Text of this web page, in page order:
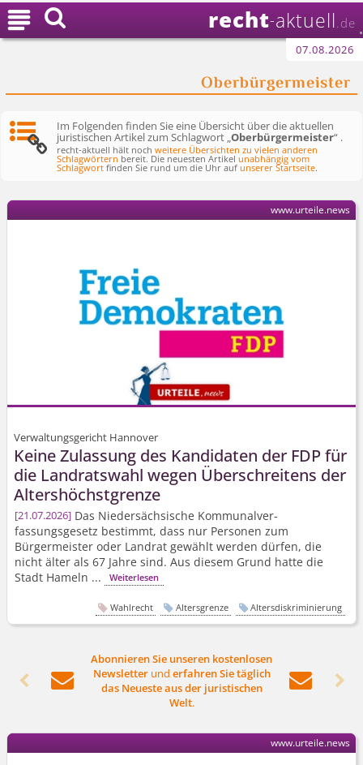
recht-aktuell .de
07.08.2026
Oberbürgermeister

Im Folgenden finden Sie eine Übersicht über die aktuellen
juristischen Artikel zum Schlagwort „Oberbürgermeister“ .
recht-aktuell hält nochweitere Übersichten zu vielen anderen
Schlagwörtern bereit. Die neuesten Artikelunabhängig vom
Schlagwort finden Sie rund um die Uhr aufunserer Startseite.
Verwaltungsgericht Hannover
Keine Zulassung des Kandidaten der FDP für
die Landratswahl wegen Überschreitens der
Altershöchstgrenze
21.07.2026 Das Niedersächsische Kommunalver­
fassungsgesetz bestimmt, dass nur Personen zum
Bürgermeister oder Landrat gewählt werden dürfen, die
nicht älter als 67 Jahre sind. Aus diesem Grund hatte die
Stadt Hameln ...
Weiterlesen
www.urteile.news
Wahlrecht Altersgrenze Altersdiskriminierung
 
Abonnieren Sie unseren kostenlosen
Newsletterund erfahren Sie täglich
das Neueste aus der juristischen
Welt.
 
www.urteile.news